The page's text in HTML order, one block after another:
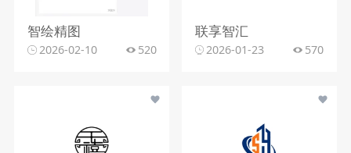
智绘精图
2026-02-10 520
联享智汇
2026-01-23 570